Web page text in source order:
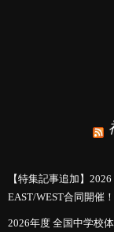
【特集記事追加】
EAST/WEST合同開催
2026年度 全国中学校